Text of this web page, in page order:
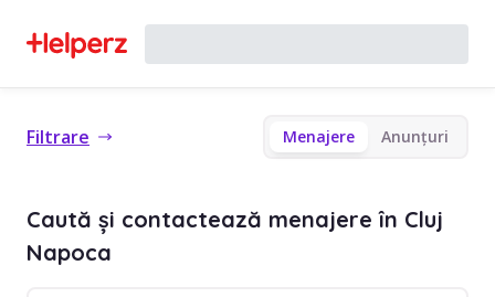
Filtrare Menajere Anunțuri
Caută și contactează menajere în Cluj
Napoca